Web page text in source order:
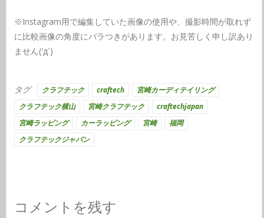
※Instagram用で編集していた画像の使用や、撮影時間が取れず
に比較画像の角度にバラつきがあります。お見苦しく申し訳あり
ません(′д‵)
タグ クラフテック craftech
宮崎カーディテイリング
クラフテック横山
宮崎クラフテック
craftechjapan
宮崎ラッピング
カーラッピング 宮崎
福岡
クラフテックジャパン
コメントを残す